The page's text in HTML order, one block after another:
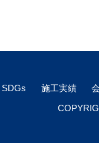
SDGs 施工実績